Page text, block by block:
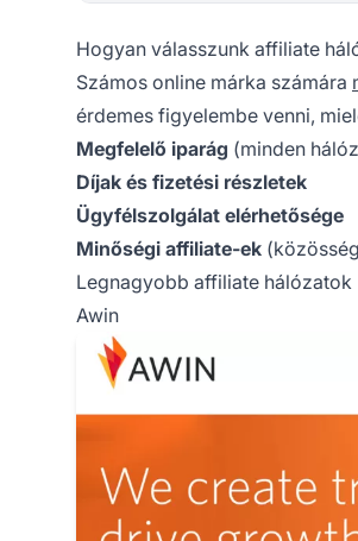
Hogyan válasszunk affiliate
Számos online márka számára
érdemes figyelembe venni,
Megfelelő iparág (minden
Díjak és fizetési részletek
Ügyfélszolgálat elérhetősége
Minőségi affiliate-ek
Legnagyobb affiliate hálózatok
Awin